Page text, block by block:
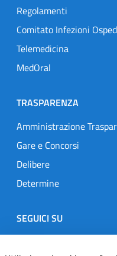
Regolamenti
Comitato Infezioni
Telemedicina
MedOral
TRASPARENZA
Amministrazione
Gare e Concorsi
Delibere
Determine
SEGUICI SU
Designers Italia
Twitter